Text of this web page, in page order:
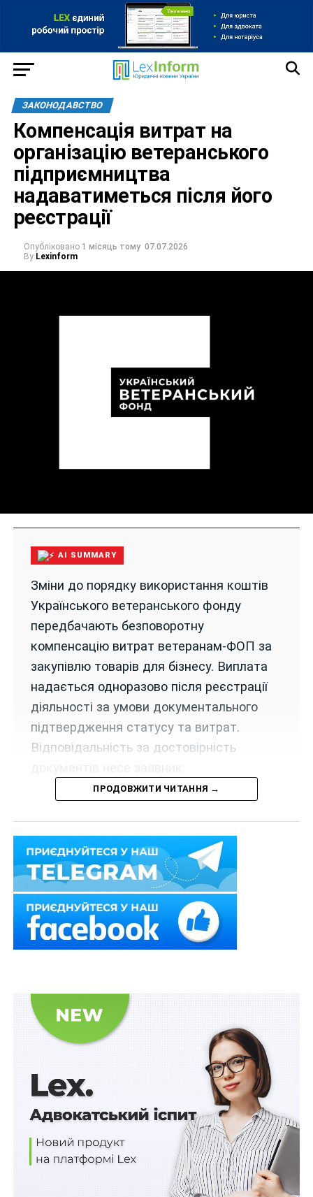
ЗАКОНОДАВСТВО
Компенсація витрат на
організацію ветеранського
підприємництва
надаватиметься після його
реєстрації
Опубліковано 1 місяць тому 07.07.2026
By Lexinform
AI SUMMARY
Зміни до порядку використання коштів
Українського ветеранського фонду
передбачають безповоротну
компенсацію витрат ветеранам-ФОП за
закупівлю товарів для бізнесу. Виплата
надається одноразово після реєстрації
діяльності за умови документального
підтвердження статусу та витрат.
Відповідальність за достовірність
ветеранів «Про внесення змін до наказу Міністерства
у справах ветеранів України від 31 березня 2022 року
№ 63» від 26 травня 2026 р. № 679, яким викладено в
новій редакціїпідпункт 2 пункту 2Порядку
використання коштів бюджетною установою
“Український ветеранський фонд” у період дії
воєнного стану.
конкретно на компенсацію витрат ветеранам війни,
зареєстрованим як фізичні особи – підприємці, або які
провадять незалежну професійну діяльність, шляхом
надання фінансової державної підтримки на
безповоротній основі для відновлення та стабілізації
ветеранського підприємництва.
Повторна компенсація витрат не допускається
незалежно від того, чи на підставі одного й того
самого посвідчення вона проводиться (нова редакція
Щомісячна грошова виплата
ПРОДОВЖИТИ ЧИТАННЯ →